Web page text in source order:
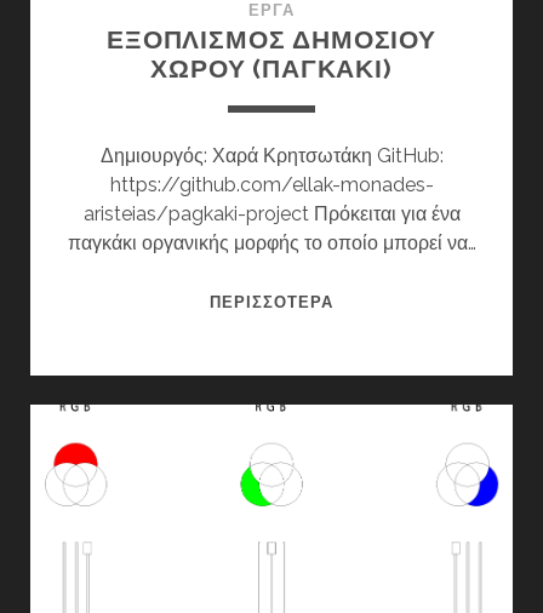
ΈΡΓΑ
ΕΞΟΠΛΙΣΜΟΣ ΔΗΜΟΣΙΟΥ
ΧΩΡΟΥ (ΠΑΓΚΑΚΙ)
Δημιουργός: Χαρά Κρητσωτάκη GitHub:
https://github.com/ellak-monades-
aristeias/pagkaki-project Πρόκειται για ένα
παγκάκι οργανικής μορφής το οποίο μπορεί να…
ΠΕΡΙΣΣΌΤΕΡΑ